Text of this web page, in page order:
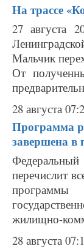
На трассе
27 августа
Мальчик
От
28 августа
Программа
завершена в
перечислит
программы
жилищно-
28 августа